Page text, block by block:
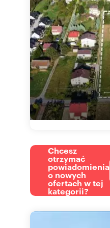
Chcesz
otrzymać
powiadomienia
o nowych
ofertach w tej
kategorii?